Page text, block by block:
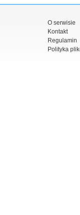
O serwisie
Kontakt
Regulamin
Polityka